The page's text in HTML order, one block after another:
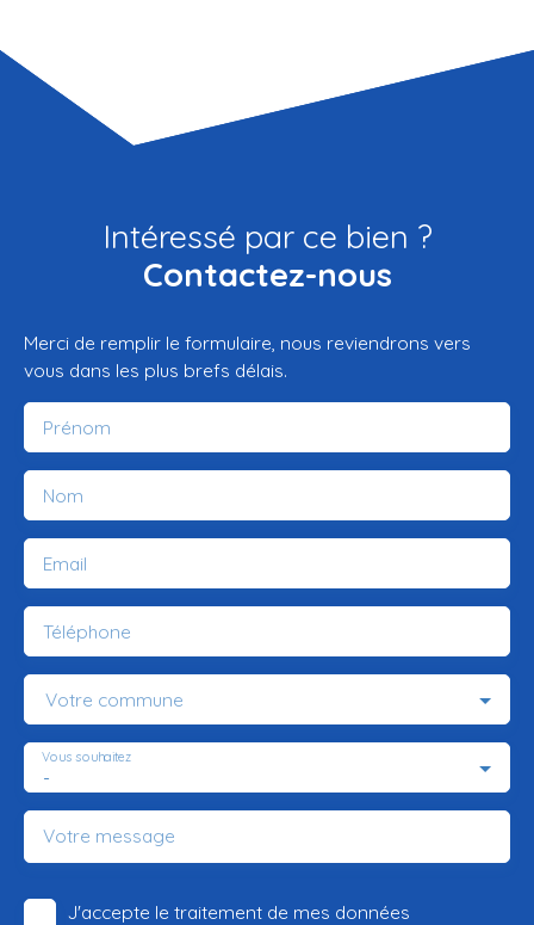
Intéressé par ce bien ?
Contactez-nous
Merci de remplir le formulaire, nous reviendrons vers
vous dans les plus brefs délais.
Prénom
Nom
Email
Téléphone
Votre commune
-
Vous souhaitez
Votre message
J'accepte le traitement de mes données